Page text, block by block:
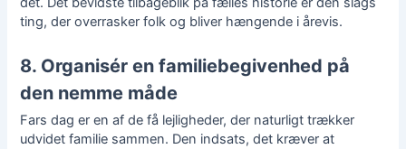
ting, der overrasker folk og bliver hængende i årevis.
8. Organisér en familiebegivenhed på
den nemme måde
Fars dag er en af de få lejligheder, der naturligt trækker
udvidet familie sammen. Den indsats, det kræver at